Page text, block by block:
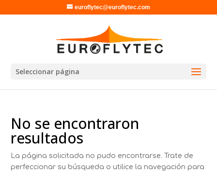
euroflytec@euroflytec.com
Seleccionar página
No se encontraron
resultados
La página solicitada no pudo encontrarse. Trate de
perfeccionar su búsqueda o utilice la navegación para